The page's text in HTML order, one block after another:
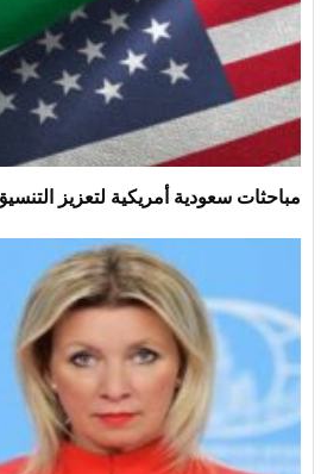
مباحثات سعودية أمريكية لتعزيز